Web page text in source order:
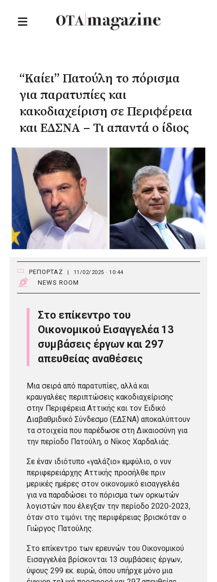
“Καίει” Πατούλη το πόρισμα
για παρατυπίες και
κακοδιαχείριση σε Περιφέρεια
και ΕΔΣΝΑ – Τι απαντά ο ίδιος
ΡΕΠΟΡΤΑΖ 11/02/2025 · 10:44
NEWS ROOM
Στο επίκεντρο του
Οικονομικού Εισαγγελέα 13
συμβάσεις έργων και 297
απευθείας αναθέσεις
Μια σειρά από παρατυπίες, αλλά και
κραυγαλέες περιπτώσεις κακοδιαχείρισης
στην Περιφέρεια Αττικής και τον Ειδικό
Διαβαθμιδικό Σύνδεσμο (ΕΔΣΝΑ) αποκαλύπτουν
τα στοιχεία που παρέδωσε στη Δικαιοσύνη για
την περίοδο Πατούλη, ο Νίκος Χαρδαλιάς.
Σε έναν ιδιότυπο «γαλάζιο» εμφύλιο, ο νυν
περιφερειάρχης Αττικής προσήλθε πριν
μερικές ημέρες στον οικονομικό εισαγγελέα
για να παραδώσει το πόρισμα των ορκωτών
λογιστών που έλεγξαν την περίοδο 2020-2023,
όταν στο τιμόνι της περιφέρειας βρισκόταν ο
Γιώργος Πατούλης.
Στο επίκεντρο των ερευνών του Οικονομικού
Εισαγγελέα βρίσκονται 13 συμβάσεις έργων,
ύψους 299 εκ. ευρώ, όπου υπήρχε μόνο μια